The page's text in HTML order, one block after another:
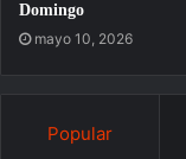
Domingo
mayo 10, 2026
Popular